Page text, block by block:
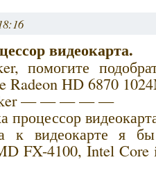
видеокарта.
помогите
Radeon HD 6870
— — — — —
процессор
к видеокарте я
FX-4100, Intel Core